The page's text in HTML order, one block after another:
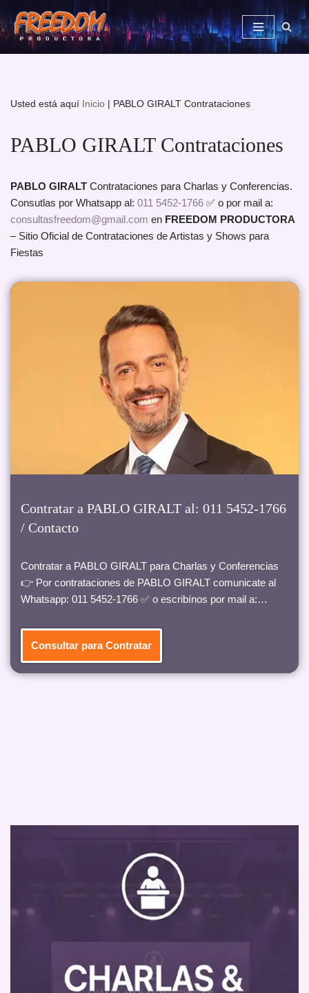
Saltar
al
Usted está aquí Inicio | PABLO GIRALT Contrataciones
PABLO GIRALT Contrataciones
PABLO GIRALT Contrataciones para Charlas y Conferencias.
Consutlas por Whatsapp al: 011 5452-1766 ✅ o por mail a:
consultasfreedom@gmail.com en FREEDOM PRODUCTORA
– Sitio Oficial de Contrataciones de Artistas y Shows para
Fiestas
Contratar a PABLO GIRALT al: 011 5452-1766
/ Contacto
Contratar a PABLO GIRALT para Charlas y Conferencias
👉 Por contrataciones de PABLO GIRALT comunicate al
Whatsapp: 011 5452-1766 ✅ o escribínos por mail a:…
Consultar para Contratar